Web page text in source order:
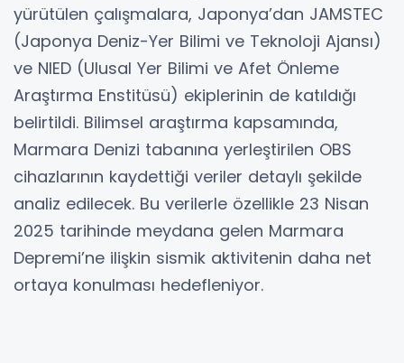
yürütülen çalışmalara, Japonya’dan JAMSTEC
(Japonya Deniz-Yer Bilimi ve Teknoloji Ajansı)
ve NIED (Ulusal Yer Bilimi ve Afet Önleme
Araştırma Enstitüsü) ekiplerinin de katıldığı
belirtildi. Bilimsel araştırma kapsamında,
Marmara Denizi tabanına yerleştirilen OBS
cihazlarının kaydettiği veriler detaylı şekilde
analiz edilecek. Bu verilerle özellikle 23 Nisan
2025 tarihinde meydana gelen Marmara
Depremi’ne ilişkin sismik aktivitenin daha net
ortaya konulması hedefleniyor.